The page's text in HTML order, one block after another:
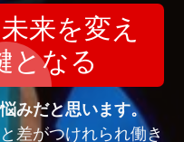
来を変え
となる
みだと思います。
差がつけれられ働き